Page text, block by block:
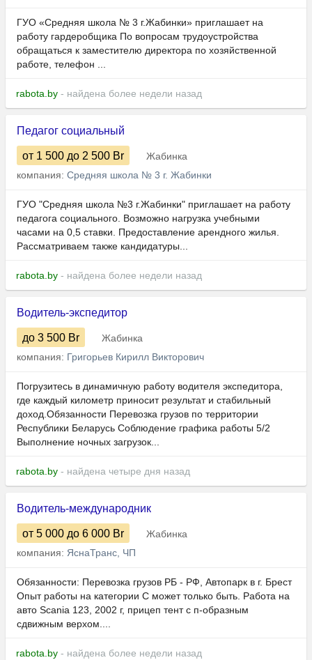
ГУО «Средняя школа № 3 г.Жабинки» приглашает на
работу гардеробщика По вопросам трудоустройства
обращаться к заместителю директора по хозяйственной
работе, телефон ...
rabota.by - найдена более недели назад
Педагог социальный
от 1 500 до 2 500 Br
Жабинка
компания: Средняя школа № 3 г. Жабинки
ГУО "Средняя школа №3 г.Жабинки" приглашает на работу
педагога социального. Возможно нагрузка учебными
часами на 0,5 ставки. Предоставление арендного жилья.
Рассматриваем также кандидатуры...
rabota.by - найдена более недели назад
Водитель-экспедитор
до 3 500 Br
Жабинка
компания: Григорьев Кирилл Викторович
Погрузитесь в динамичную работу водителя экспедитора,
где каждый километр приносит результат и стабильный
доход.Обязанности Перевозка грузов по территории
Республики Беларусь Соблюдение графика работы 5/2
Выполнение ночных загрузок...
rabota.by - найдена четыре дня назад
Водитель-международник
от 5 000 до 6 000 Br
Жабинка
компания: ЯснаТранс, ЧП
Обязанности: Перевозка грузов РБ - РФ, Автопарк в г. Брест
Опыт работы на категории C может только быть. Работа на
авто Scania 123, 2002 г, прицеп тент с п-образным
сдвижным верхом....
rabota.by - найдена более недели назад